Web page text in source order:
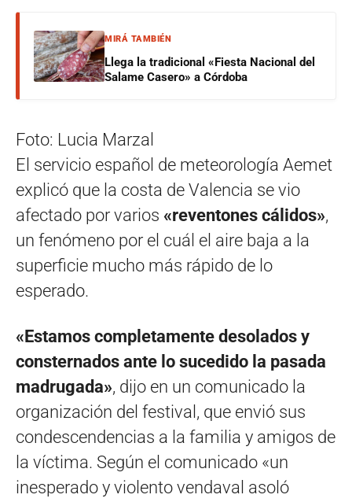
MIRÁ TAMBIÉN
Llega la tradicional «Fiesta Nacional del
Salame Casero» a Córdoba
Foto: Lucia Marzal
El servicio español de meteorología Aemet
explicó que la costa de Valencia se vio
afectado por varios «reventones cálidos»,
un fenómeno por el cuál el aire baja a la
superficie mucho más rápido de lo
esperado.
«Estamos completamente desolados y
consternados ante lo sucedido la pasada
madrugada», dijo en un comunicado la
organización del festival, que envió sus
condescendencias a la familia y amigos de
la víctima. Según el comunicado «un
inesperado y violento vendaval asoló